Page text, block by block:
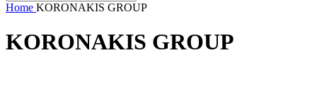
Home KORONAKIS GROUP
KORONAKIS GROUP